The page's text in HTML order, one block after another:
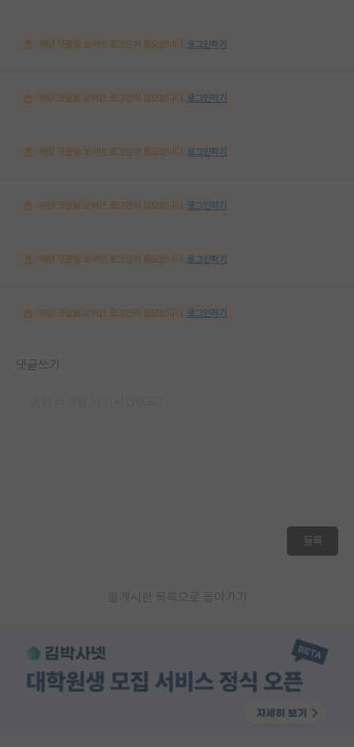
해당 댓글을 보려면 로그인이 필요합니다. 로그인하기
해당 댓글을 보려면 로그인이 필요합니다. 로그인하기
해당 댓글을 보려면 로그인이 필요합니다. 로그인하기
해당 댓글을 보려면 로그인이 필요합니다. 로그인하기
해당 댓글을 보려면 로그인이 필요합니다. 로그인하기
해당 댓글을 보려면 로그인이 필요합니다. 로그인하기
댓글쓰기
등록
게시판 목록으로 돌아가기